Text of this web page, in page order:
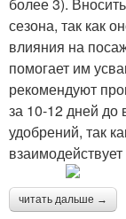
более 3).
сезона, так как
влияния на
помогает им
рекомендуют
за 10-12 дней до
удобрений, так
читать дальше →